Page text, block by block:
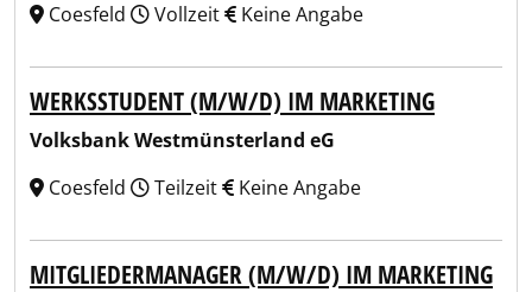
Coesfeld
Vollzeit Keine Angabe
WERKSSTUDENT (M/W/D) IM MARKETING
Volksbank Westmünsterland eG
Coesfeld
Teilzeit Keine Angabe
MITGLIEDERMANAGER (M/W/D) IM MARKETING